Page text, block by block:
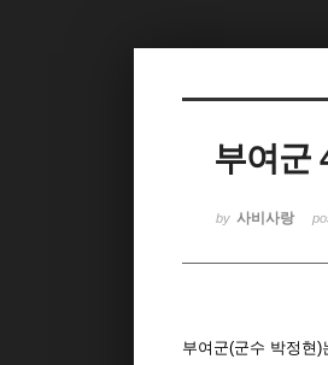
부여군
by 사비사랑
부여군(군수 박정현)
스케치북5
스케치북5